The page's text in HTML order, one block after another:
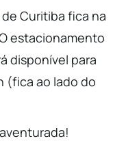
Curitiba fica na
estacionamento
disponível para
(fica ao lado do